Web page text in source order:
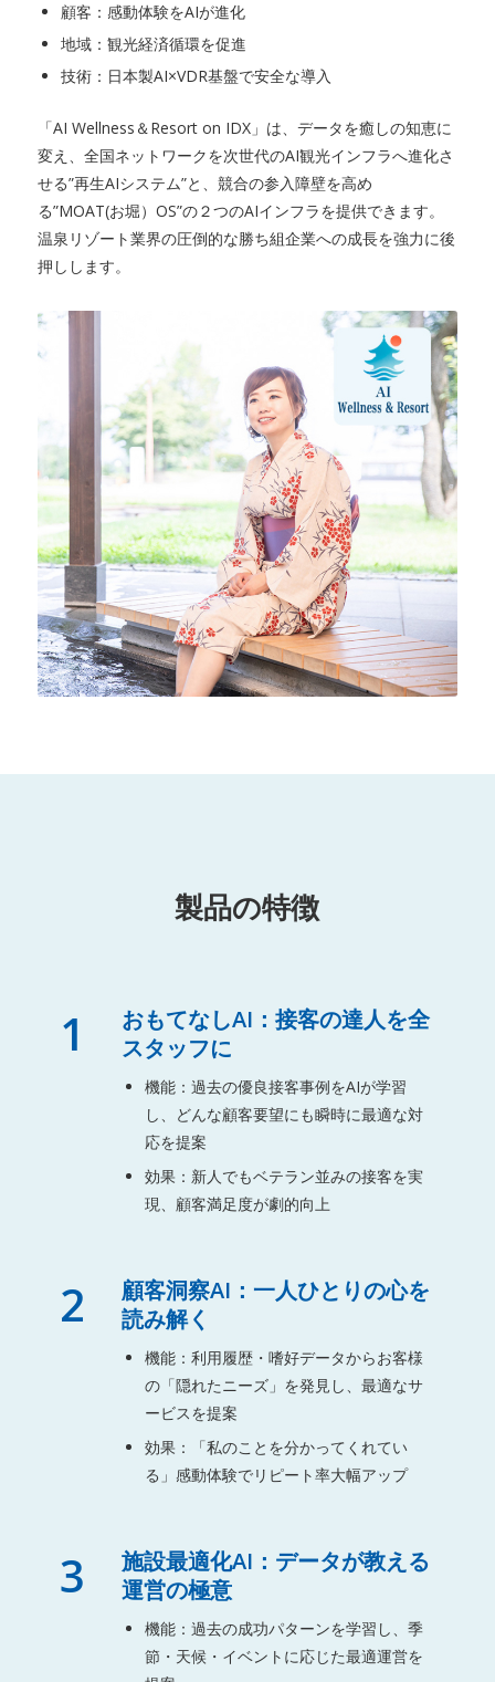
顧客：感動体験をAIが進化
地域：観光経済循環を促進
技術：日本製AI×VDR基盤で安全な導入
「AI Wellness＆Resort on IDX」は、データを癒しの知恵に
変え、全国ネットワークを次世代のAI観光インフラへ進化さ
せる”再生AIシステム”と、競合の参入障壁を高め
る”MOAT(お堀）OS”の２つのAIインフラを提供できます。
温泉リゾート業界の圧倒的な勝ち組企業への成長を強力に後
押しします。
製品の特徴
1
おもてなしAI：接客の達人を全
スタッフに
機能：過去の優良接客事例をAIが学習
し、どんな顧客要望にも瞬時に最適な対
応を提案
効果：新人でもベテラン並みの接客を実
現、顧客満足度が劇的向上
2
顧客洞察AI：一人ひとりの心を
読み解く
機能：利用履歴・嗜好データからお客様
の「隠れたニーズ」を発見し、最適なサ
ービスを提案
効果：「私のことを分かってくれてい
る」感動体験でリピート率大幅アップ
3
施設最適化AI：データが教える
運営の極意
機能：過去の成功パターンを学習し、季
節・天候・イベントに応じた最適運営を